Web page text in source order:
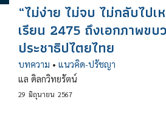
“ไม่ง่าย ไม่จบ ไม่กลับไปเ
เรียน 2475 ถึงเอกภาพขบ
ประชาธิปไตยไทย
บทความ • แนวคิด-ปรัชญา
แล ดิลกวิทยรัตน์
29 มิถุนายน 2567